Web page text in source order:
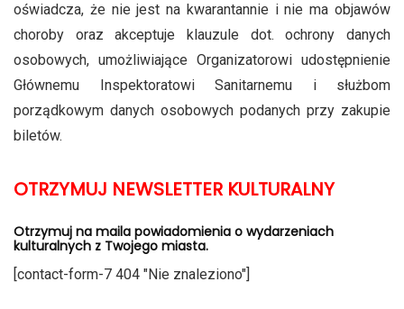
oświadcza, że nie jest na kwarantannie i nie ma objawów
choroby oraz akceptuje klauzule dot. ochrony danych
osobowych, umożliwiające Organizatorowi udostępnienie
Głównemu Inspektoratowi Sanitarnemu i służbom
porządkowym danych osobowych podanych przy zakupie
biletów.
OTRZYMUJ NEWSLETTER KULTURALNY
Otrzymuj na maila powiadomienia o wydarzeniach
kulturalnych z Twojego miasta.
[contact-form-7 404 "Nie znaleziono"]